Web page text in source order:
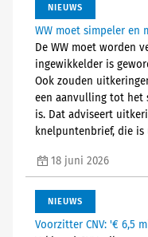
NIEUWS
WW moet simpeler en
De WW moet worden
ingewikkelder is
Ook zouden
een aanvulling tot het
is. Dat adviseert
knelpuntenbrief, die is
18 juni 2026
NIEUWS
Voorzitter CNV: '€ 6,5